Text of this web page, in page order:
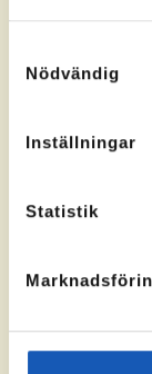
Nödvändig
Inställningar
Statistik
Åtvidaberg